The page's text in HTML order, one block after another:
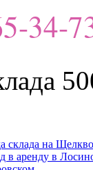
34-
склада на
в аренду в